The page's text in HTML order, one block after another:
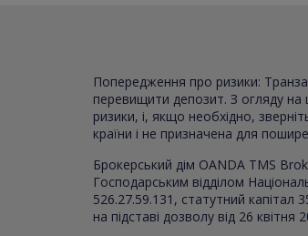
Попередження про ризики:
перевищити депозит. З огляду на
ризики, і, якщо необхідно,
країни і не призначена для
Брокерський дім OANDA TMS
Господарським відділом
526.27.59.131, статутний капітал
на підставі дозволу від 26